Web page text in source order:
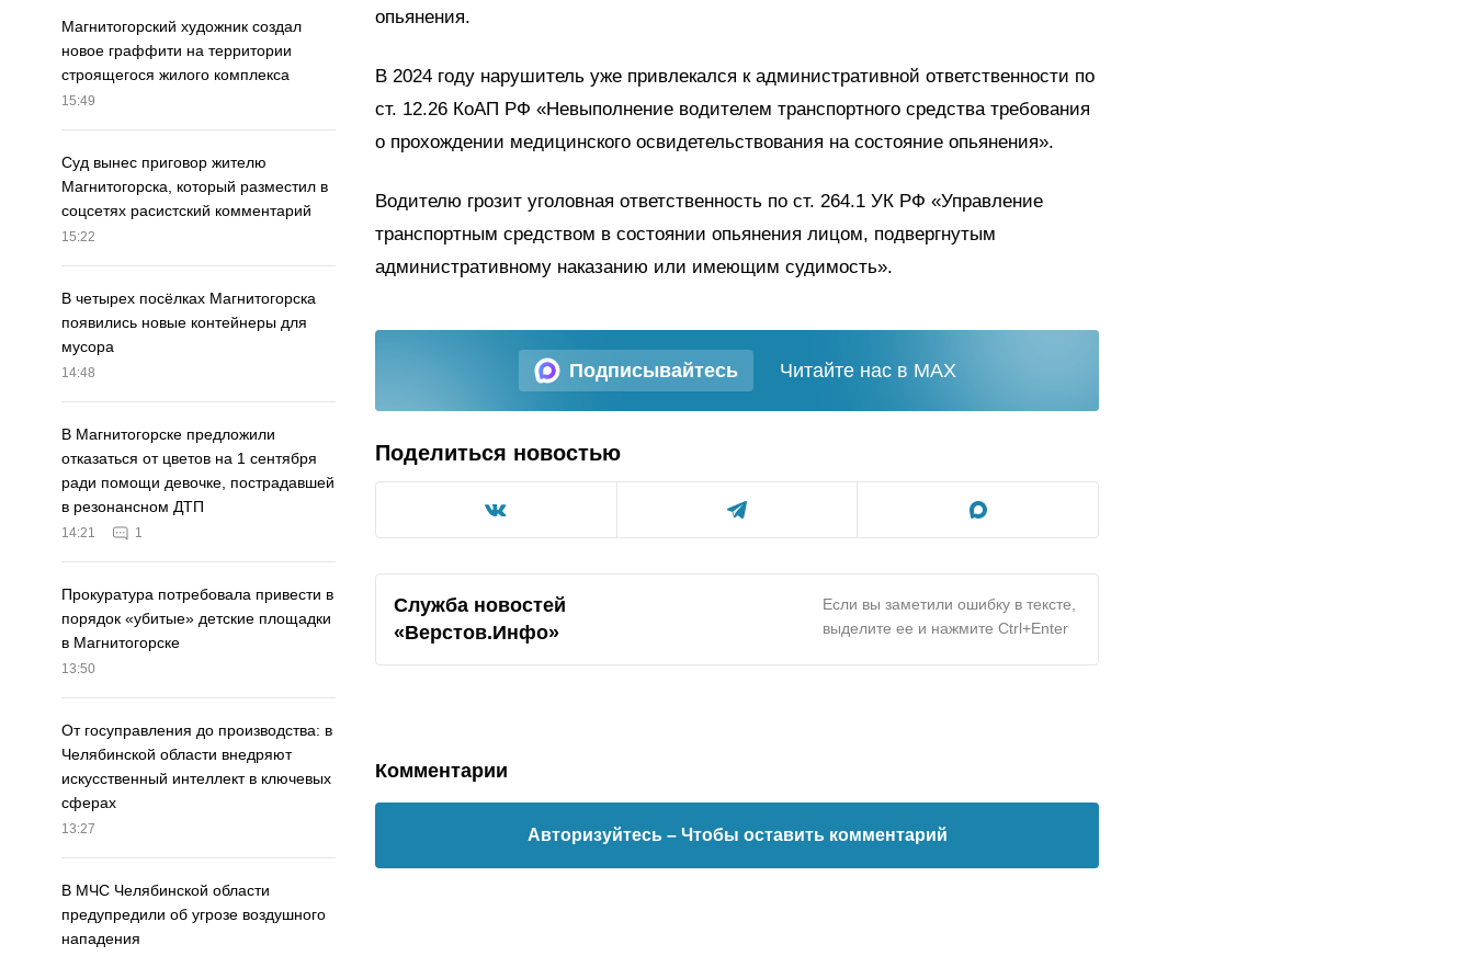
Магнитогорский художник создал
новое граффити на территории
строящегося жилого комплекса
15:49
Суд вынес приговор жителю
Магнитогорска, который разместил в
соцсетях расистский комментарий
15:22
В четырех посёлках Магнитогорска
появились новые контейнеры для
мусора
14:48
В Магнитогорске предложили
отказаться от цветов на 1 сентября
ради помощи девочке, пострадавшей
в резонансном ДТП
14:21 1
Прокуратура потребовала привести в
порядок «убитые» детские площадки
в Магнитогорске
13:50
От госуправления до производства: в
Челябинской области внедряют
искусственный интеллект в ключевых
сферах
13:27
В МЧС Челябинской области
предупредили об угрозе воздушного
нападения
опьянения.
В 2024 году нарушитель уже привлекался к административной ответственности по
ст. 12.26 КоАП РФ «Невыполнение водителем транспортного средства требования
о прохождении медицинского освидетельствования на состояние опьянения».
Водителю грозит уголовная ответственность по ст. 264.1 УК РФ «Управление
транспортным средством в состоянии опьянения лицом, подвергнутым
административному наказанию или имеющим судимость».
Подписывайтесь Читайте нас в MAX
Поделиться новостью
Служба новостей
«Верстов.Инфо»
Если вы заметили ошибку в тексте,
выделите ее и нажмите Ctrl+Enter
Комментарии
Авторизуйтесь – Чтобы оставить комментарий